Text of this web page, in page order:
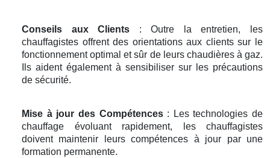
Conseils aux Clients : Outre la entretien, les
chauffagistes offrent des orientations aux clients sur le
fonctionnement optimal et sûr de leurs chaudières à gaz.
Ils aident également à sensibiliser sur les précautions
de sécurité.
Mise à jour des Compétences: Les technologies de
chauffage évoluant rapidement, les chauffagistes
doivent maintenir leurs compétences à jour par une
formation permanente.